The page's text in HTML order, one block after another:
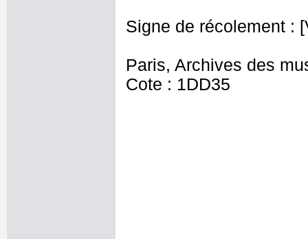
Signe de récolement :
Paris, Archives des
Cote : 1DD35